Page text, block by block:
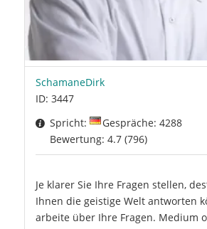
SchamaneDirk
ID: 3447
Spricht:
Gespräche: 4288
Bewertung: 4.7 (796)
Je klarer Sie Ihre Fragen stellen,
Ihnen die geistige Welt antworten
arbeite über Ihre Fragen. Medium